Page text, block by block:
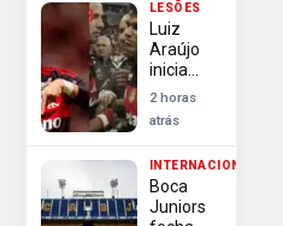
bi
LESÕES
Luiz
Araújo
inicia
transição
e vira
esperança
Flamengo
para
duelo na
2 horas
atrás
INTERNACIONAL
Boca
Juniors